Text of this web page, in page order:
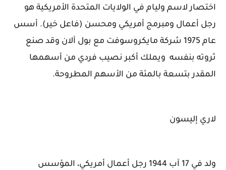
اختصار لاسم وليام في الولايات المتحدة الأمريكية هو
رجل أعمال ومبرمج أمريكي ومحسن (فاعل خير). أسس
عام 1975 شركة مايكروسوفت مع بول آلان وقد صنع
ثروته بنفسه ويملك أكبر نصيب فردي من أسهمها
المقدر بتسعة بالمئة من الأسهم المطروحة.
لاري إليسون
ولد في 17 آب 1944 رجل أعمال أمريكي، المؤسس